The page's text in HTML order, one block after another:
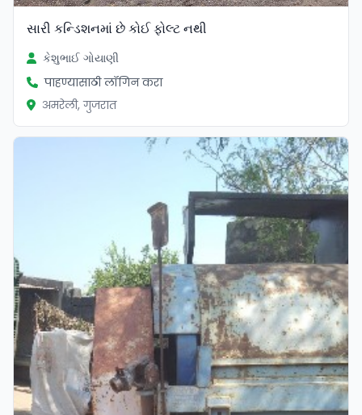
સારી કન્ડિશનમાં છે કોઈ ફોલ્ટ નથી
કેશુભાઈ ગોયાણી
पाहण्यासाठी लॉगिन करा
अमरेली, गुजरात